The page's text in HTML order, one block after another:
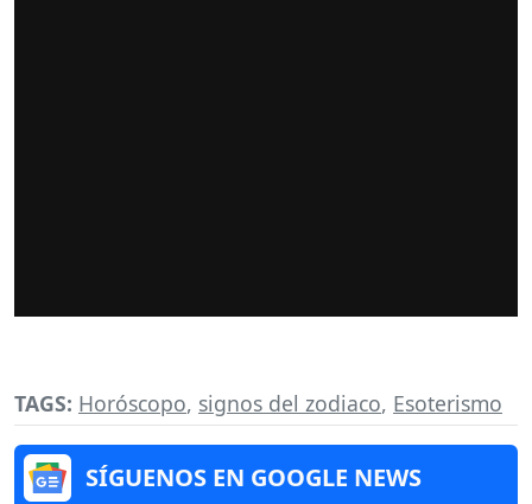
TAGS: Horóscopo, signos del zodiaco, Esoterismo
SÍGUENOS EN GOOGLE NEWS